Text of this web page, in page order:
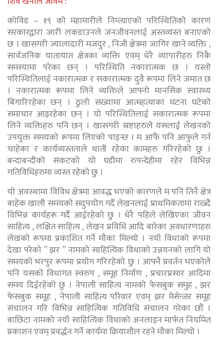
कोविड – १९ को महामारीले निम्त्याएको परिस्थितिको कारण
सरकारद्वारा जारी लकडाउनले जनजीवनलाई अस्तव्यस्त बनाएको
छ । खासगरी ज्यालादारी मजदुर , निजी क्षेत्रमा जागिर खाने व्यक्ति ,
सार्वजनिक यातायात क्षेत्रका व्यक्ति एवम् धेरै व्यापारीहरु निकै
समस्यामा परेका छन् । परिस्थिति नकारात्मक छ । यस्तो
परिस्थितिलाई नकारात्मक र सकारात्मक दुवै रूपमा लिने जमात छ
। नकारात्मक रूपमा लिने व्यक्तिले आफ्नो मानसिक स्वास्थ्य
बिगारिरहेका छन् । ठुलो संख्यामा आत्महत्याका घटना घटेको
समाचार आइरहेका छन् । यो परिस्थितिलाई सकारात्मक रूपमा
लिने व्यक्तिहरु पनि छन् । खासगरी स्रष्टाहरुले यसलाई लेखनको
उपयुक्त समयको रूपमा लिएको पाइन्छ । म आफै पनि आफुले गर्न
चाहेका र कार्यव्यस्तताले थाती रहेका कामहरु गरिरहेको छु ।
बन्दाबन्दीको संकटको यो घडीमा रुपन्देहीमा रहेर विभिन्न
गतिविधिहरुमा व्यस्त रहेको छु ।
यो अवस्थामा विविध क्षेत्रमा आवद्ध भएको कारणले म पनि तिनै क्षेत्र
बाहेक खाली समयको सदुपयोग गर्दै लेखनलाई प्राथमिकतामा राख्दै
विभिन्न कार्यहरू गर्दै आईरहेको छु । धेरै पहिले लेखिएका जीवन
साहित्य , लक्षित साहित्य , लेखन प्रविधि आदि बारेका अवधारणाहरु
लेखको रूपमा प्रकाशित गर्ने मौका मिल्यो । नयाँ विधाको रूपमा
देखा परेको ” झर ” नामको साहित्यिक विधाको उन्नयनको लागि यो
समयको भरपुर रूपमा प्रयोग गरिरहेको छु । आफ्नै प्रवर्तन भएकोले
पनि यसको विधागत स्वरुप , समूह निर्माण , प्रचारप्रसार आदिमा
समय दिईरहेको छु । नेपाली साहित्य नामको फेसबुक समुह , झर
फेसबुक समूह , नेपाली साहित्य परिवार एवम् झर मेसेन्जर समूह
संचालन गरि विभिन्न साहित्यिक गतिविधि संचालन गरेका छौं ।
बाछिटा नामको नयाँ साहित्यिक विधाको अनलाइन मार्फत नियमित
प्रकाशन एवम् प्रवर्द्धन गर्ने कार्यमा क्रियाशील रहने मौका मिल्यो ।